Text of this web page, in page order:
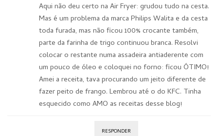
Aqui não deu certo na Air Fryer: grudou tudo na cesta.
Mas é um problema da marca Philips Walita e da cesta
toda furada, mas não ficou 100% crocante também,
parte da farinha de trigo continuou branca. Resolvi
colocar o restante numa assadeira antiaderente com
um pouco de óleo e coloquei no forno: ficou ÓTIMO!
Amei a receita, tava procurando um jeito diferente de
fazer peito de frango. Lembrou até o do KFC. Tinha
esquecido como AMO as receitas desse blog!
RESPONDER